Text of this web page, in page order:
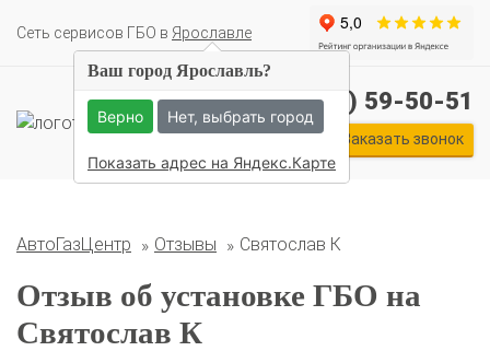
Cеть сервисов ГБО в Ярославле
Комплекты ГБО на иномарки:
Hyundai Infiniti KIA
Lexus Mazda Mercedes Mitsubishi
+7 (4852) 59-50-51
Заказать звонок
АвтоГазЦентр Отзывы Святослав К
Отзыв об установке ГБО на
Святослав К
Ваш город Ярославль?
Верно Нет, выбрать город
Показать адрес на Яндекс.Карте